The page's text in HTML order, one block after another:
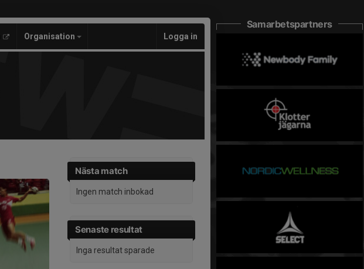
Organisation Logga in
Nästa match
Ingen match inbokad
Senaste resultat
Inga resultat sparade
Samarbetspartners